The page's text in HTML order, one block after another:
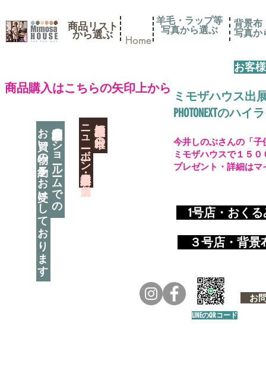
商品リスト
​から選ぶ Home
​商品購入はこちらの矢印上から
神奈川県相模原市に日本唯一の
​ニューボーン撮影用小道具店・３店舗
羊毛・ラップ等
写真から選ぶ
背景布
写真か
お客
ミモザハウス出
PHOTONEXTのハ
神奈川県相模原市のショールームでの
お買い物の予約をお受けしております 1号店・おく
​ ３号店・背
お
今井しのぶさんの「
ミモザハウスで１５
プレゼント・詳細は
LINEのQRコード